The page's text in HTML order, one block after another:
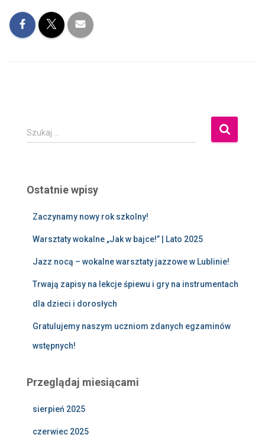
Szukaj …
Ostatnie wpisy
Zaczynamy nowy rok szkolny!
Warsztaty wokalne „Jak w bajce!” | Lato 2025
Jazz nocą – wokalne warsztaty jazzowe w Lublinie!
Trwają zapisy na lekcje śpiewu i gry na instrumentach
dla dzieci i dorosłych
Gratulujemy naszym uczniom zdanych egzaminów
wstępnych!
Przeglądaj miesiącami
sierpień 2025
czerwiec 2025